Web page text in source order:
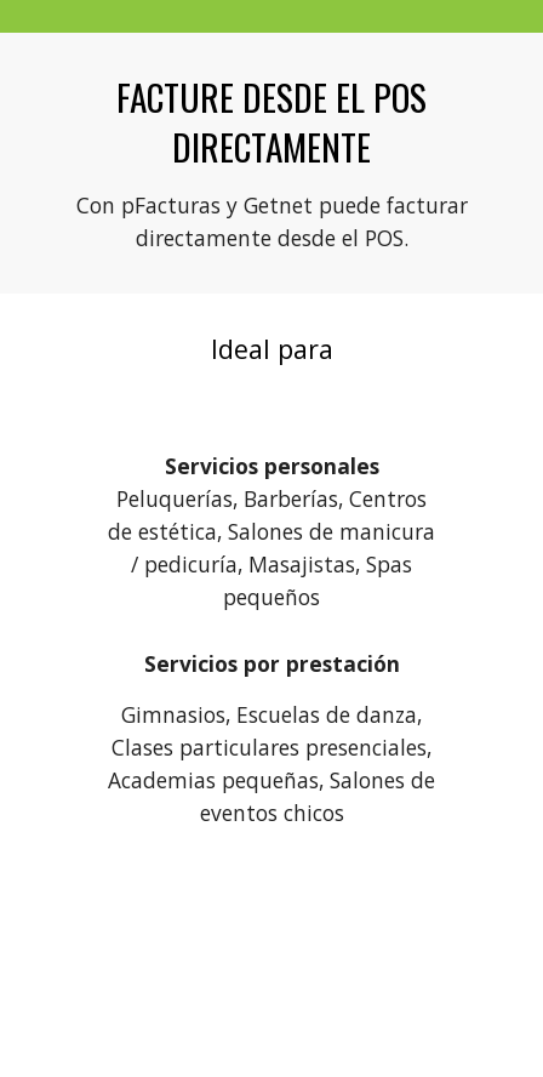
FACTURE DESDE EL POS
DIRECTAMENTE
Con pFacturas y Getnet puede facturar
directamente desde el POS.
Ideal para
Servicios personales
Peluquerías, Barberías, Centros
de estética, Salones de manicura
/ pedicuría, Masajistas, Spas
pequeños
Servicios por prestación
Gimnasios, Escuelas de danza,
Clases particulares presenciales,
Academias pequeñas, Salones de
eventos chicos